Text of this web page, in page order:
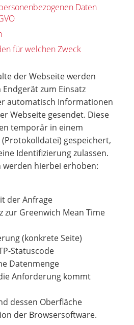
Daten
für welchen Zweck
der Webseite werden
zum Einsatz
automatisch Informationen
Webseite gesendet. Diese
temporär in einem
gespeichert,
Identifizierung zulassen.
werden hierbei erhoben:
der Anfrage
zur Greenwich Mean Time
(konkrete Seite)
Statuscode
Datenmenge
Anforderung kommt
dessen Oberfläche
der Browsersoftware.